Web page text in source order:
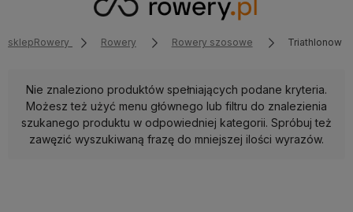
sklepRowery Rowery Rowery szosowe Triathlonowe
Nie znaleziono produktów spełniających podane kryteria.
Możesz też użyć menu głównego lub filtru do znalezienia
szukanego produktu w odpowiedniej kategorii. Spróbuj też
zawęzić wyszukiwaną frazę do mniejszej ilości wyrazów.